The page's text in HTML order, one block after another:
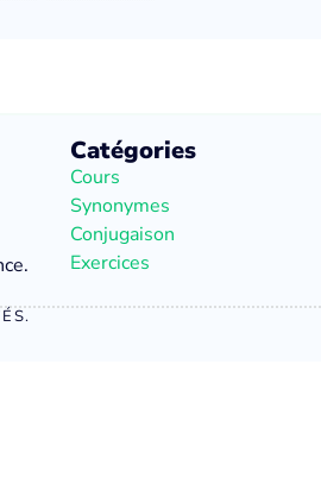
Catégories
Cours
Synonymes
Conjugaison
Exercices